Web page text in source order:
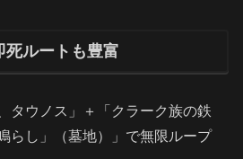
死ルートも豊富
タウノス」＋「クラーク族の鉄
らし」（墓地）」で無限ループ